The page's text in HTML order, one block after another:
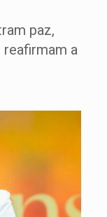
paz,
reafirmam a